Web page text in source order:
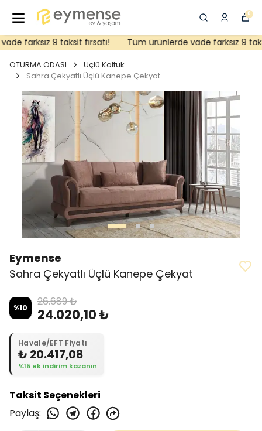
0
farksız 9 taksit fırsatı! Tüm ürünlerde vade farksız 9
OTURMA ODASI
Üçlü Koltuk
Sahra Çekyatlı Üçlü Kanepe Çekyat
Eymense
Sahra Çekyatlı Üçlü Kanepe Çekyat
%10 26.689 ₺
24.020,10 ₺
Havale/EFT Fiyatı
₺ 20.417,08
%15 ek indirim kazanın
Taksit Seçenekleri
Paylaş: